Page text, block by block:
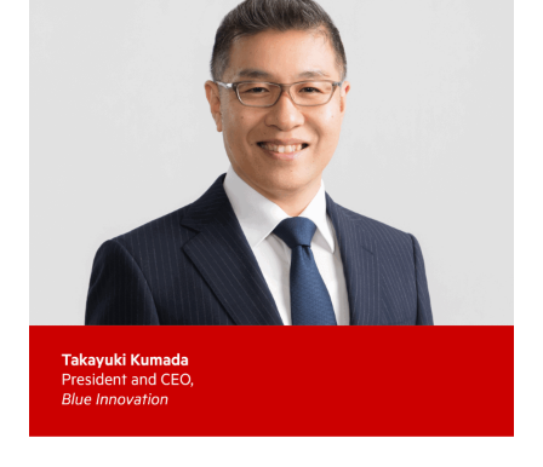
お問い合わせ
ニュース
資料ダウンロード
IR情報 English